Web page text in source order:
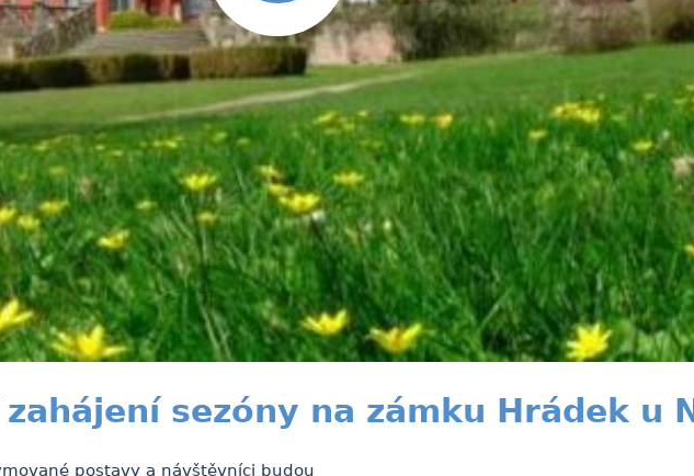
sezóny na zámku Hrádek u
postavy a návštěvníci budou